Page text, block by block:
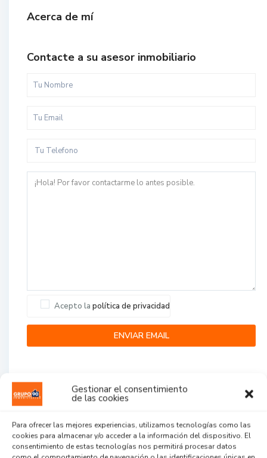
Gestionar el consentimiento
de las cookies
Para ofrecer las mejores experiencias, utilizamos tecnologías como las
cookies para almacenar y/o acceder a la información del dispositivo. El
consentimiento de estas tecnologías nos permitirá procesar datos
Acerca de mí
Contacte a su asesor inmobiliario
Acepto la política de privacidad
Agent Reviews
.. .